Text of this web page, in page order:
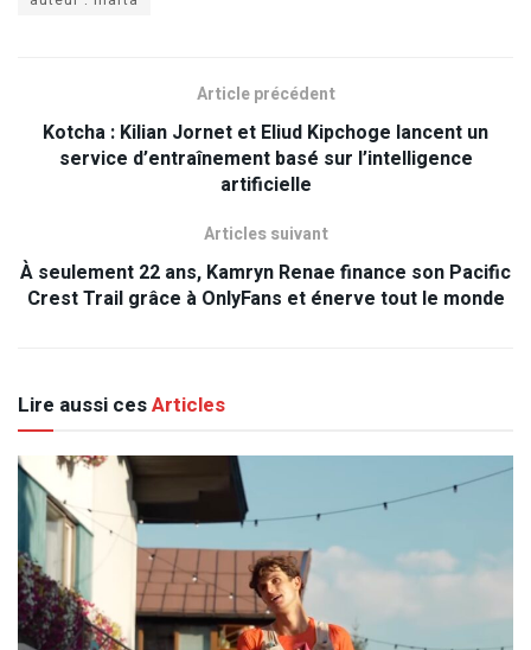
Article précédent
Kotcha : Kilian Jornet et Eliud Kipchoge lancent un
service d’entraînement basé sur l’intelligence
artificielle
Articles suivant
À seulement 22 ans, Kamryn Renae finance son Pacific
Crest Trail grâce à OnlyFans et énerve tout le monde
Lire aussi cesArticles